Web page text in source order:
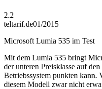
2.2
teltarif.de01/2015
Microsoft Lumia 535 im Test
Mit dem Lumia 535 bringt
der unteren Preisklasse auf
Betriebssystem punkten kann.
diesem Modell zwar nicht